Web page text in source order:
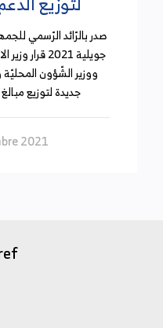
جويلية 2021
ووزير الشّؤون
جديدة لتوزيع
2021